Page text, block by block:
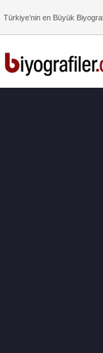
Türkiye’nin en Büyük